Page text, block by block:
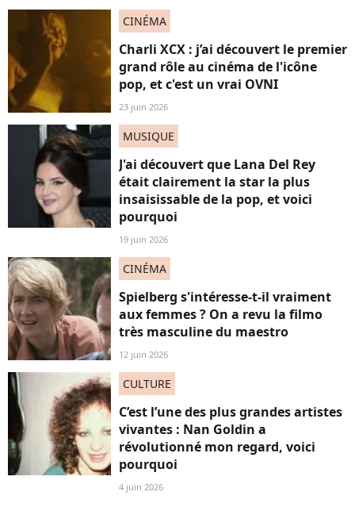
CINÉMA
Charli XCX : j’ai découvert le premier
grand rôle au cinéma de l'icône
pop, et c'est un vrai OVNI
23 juin 2026
MUSIQUE
J'ai découvert que Lana Del Rey
était clairement la star la plus
insaisissable de la pop, et voici
pourquoi
19 juin 2026
CINÉMA
Spielberg s'intéresse-t-il vraiment
aux femmes ? On a revu la filmo
très masculine du maestro
12 juin 2026
CULTURE
C’est l’une des plus grandes artistes
vivantes : Nan Goldin a
révolutionné mon regard, voici
pourquoi
4 juin 2026